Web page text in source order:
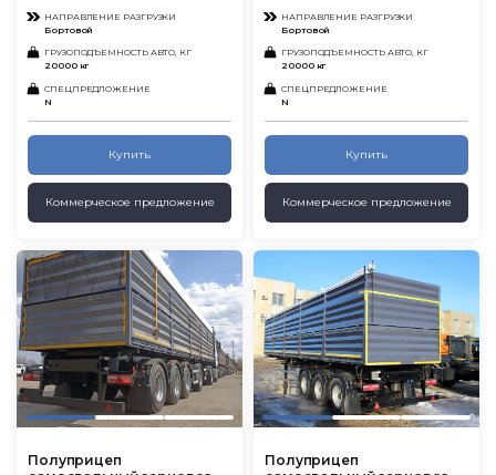
НАПРАВЛЕНИЕ РАЗГРУЗКИ
Бортовой
ГРУЗОПОДЪЕМНОСТЬ АВТО, КГ
20000 кг
СПЕЦПРЕДЛОЖЕНИЕ
N
Купить
Коммерческое предложение
НАПРАВЛЕНИЕ РАЗГРУЗКИ
Бортовой
ГРУЗОПОДЪЕМНОСТЬ АВТО, КГ
20000 кг
СПЕЦПРЕДЛОЖЕНИЕ
N
Купить
Коммерческое предложение
Полуприцеп
Полуприцеп